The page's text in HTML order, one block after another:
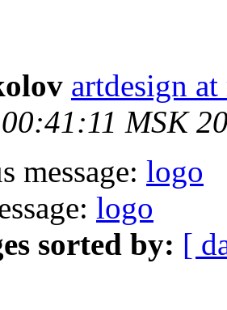
artdesign
MSK
message: logo
logo
sorted by: [